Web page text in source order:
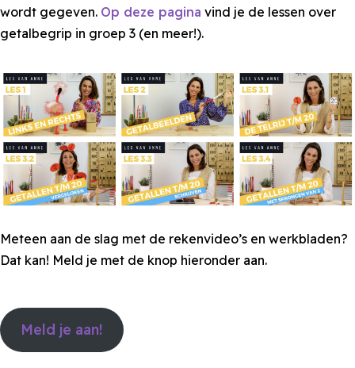
wordt gegeven. Op deze pagina vind je de lessen over
getalbegrip in groep 3 (en meer!).
Meteen aan de slag met de rekenvideo’s en werkbladen?
Dat kan! Meld je met de knop hieronder aan.
Meld je aan!